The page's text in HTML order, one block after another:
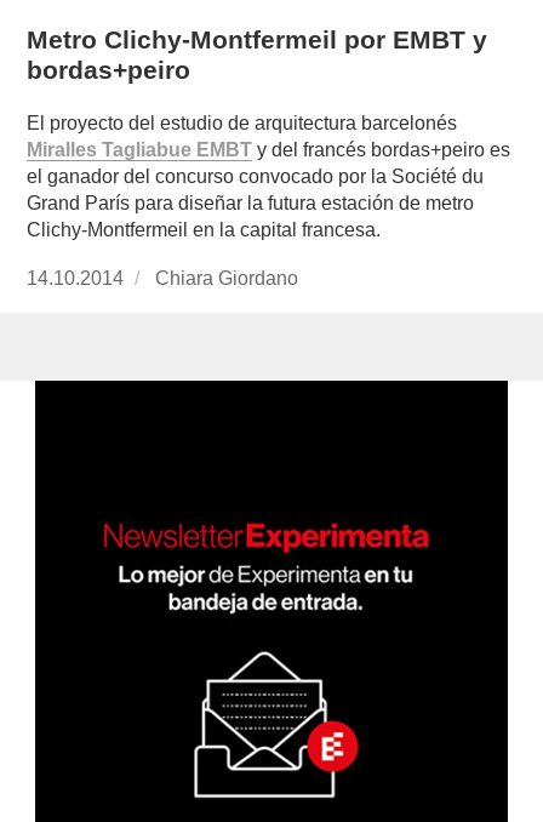
Metro Clichy-Montfermeil por EMBT y
bordas+peiro
El proyecto del estudio de arquitectura barcelonés
Miralles Tagliabue EMBT y del francés bordas+peiro es
el ganador del concurso convocado por la Société du
Grand París para diseñar la futura estación de metro
Clichy-Montfermeil en la capital francesa.
Publicado
14.10.2014
https://www.experimenta.es/author/chiara-
Chiara Giordano